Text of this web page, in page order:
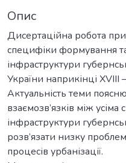
Опис
Дисертаційна робота
специфіки формування
інфраструктури
України наприкінці XVIII
Актуальність теми
взаємозв’язків між
інфраструктури
розв’язати низку проблем
процесів урбанізації.